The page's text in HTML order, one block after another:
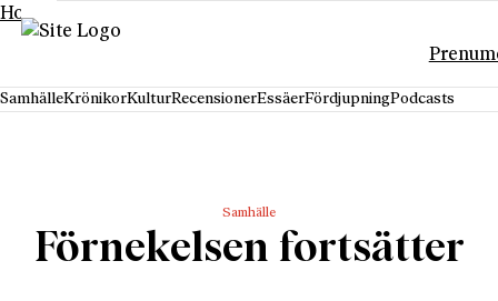
Hoppa till innehåll
SamhälleKrönikorKulturRecensionerEssäerFördjupningPodcasts
Samhälle
Förnekelsen fortsätter